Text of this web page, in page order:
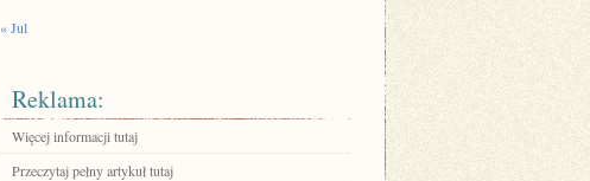
« Jul
Reklama:
Więcej informacji tutaj
Przeczytaj pełny artykuł tutaj